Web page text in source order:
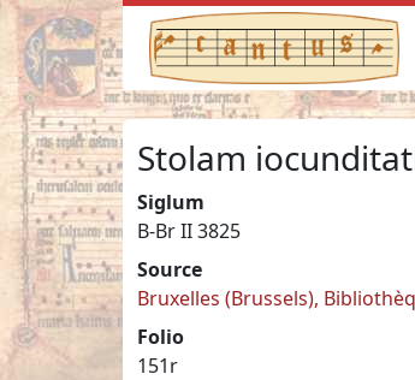
Stolam
Siglum
B-Br II 3825
Source
Bruxelles (Brussels),
Folio
151r